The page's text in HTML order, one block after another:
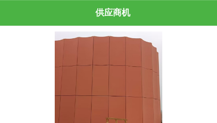
供应商机